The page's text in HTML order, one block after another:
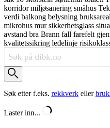
korridormiljøsanering småhus
verdi balkong belysning bruksareal
mikrohus mursikkerhetsglass
avstand bra Brann fall farefelt
kvalitetssikring ledelinje
Søk etter f.eks. rekkverk eller
Laster inn...